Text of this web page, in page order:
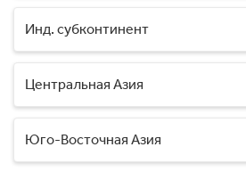
Инд. субконтинент
Центральная Азия
Юго-Восточная Азия